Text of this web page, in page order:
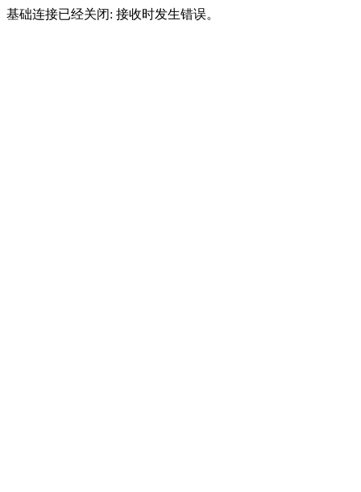
基础连接已经关闭: 接收时发生错误。